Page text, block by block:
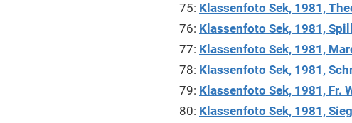
75: Klassenfoto Sek, 1981,
76: Klassenfoto Sek, 1981,
77: Klassenfoto Sek, 1981,
78: Klassenfoto Sek, 1981,
79: Klassenfoto Sek, 1981, Fr.
80: Klassenfoto Sek, 1981,